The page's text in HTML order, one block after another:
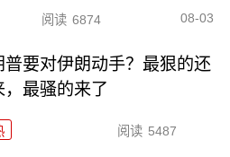
阅读 6874 08-03
普要对伊朗动手？最狠的还
，最骚的来了
阅读 5487